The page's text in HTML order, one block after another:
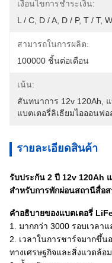
เงื่อนไขการชำระเงิน:
L / C, D / A, D / P, T / T,
สามารถในการผลิต:
100000 ชิ้นต่อเดือน
เน้น:
สันทนาการ 12v 120Ah
แบตเตอรี่ลิเธียมไอออนฟ
รายละเอียดสินค้า
รับประกัน 2 ปี 12v 120Ah
สำหรับการพักผ่อนสถานีสื่อ
คำอธิบายของแบตเตอรี่
1. มากกว่า 3000 รอบเวลา
2. เวลาในการชาร์จมากขึ้
ทางเศรษฐกิจและสิ่งแวดล้อม